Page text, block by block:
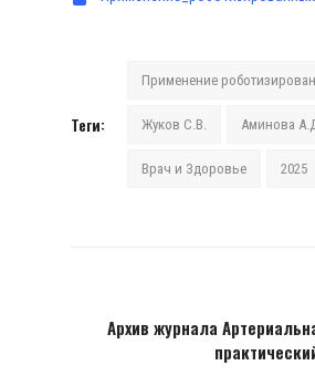
Теги:
Применение
Жуков С.В. Аминова
Врач и Здоровье 2025
Архив журнала